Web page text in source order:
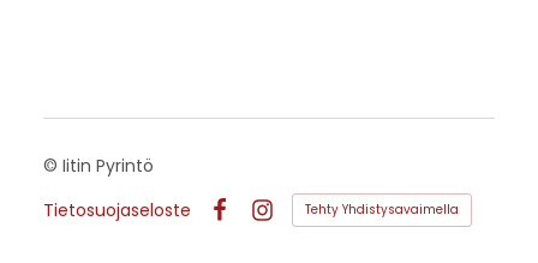
© Iitin Pyrintö
Tietosuojaseloste
FacebookInstagram
Tehty Yhdistysavaimella